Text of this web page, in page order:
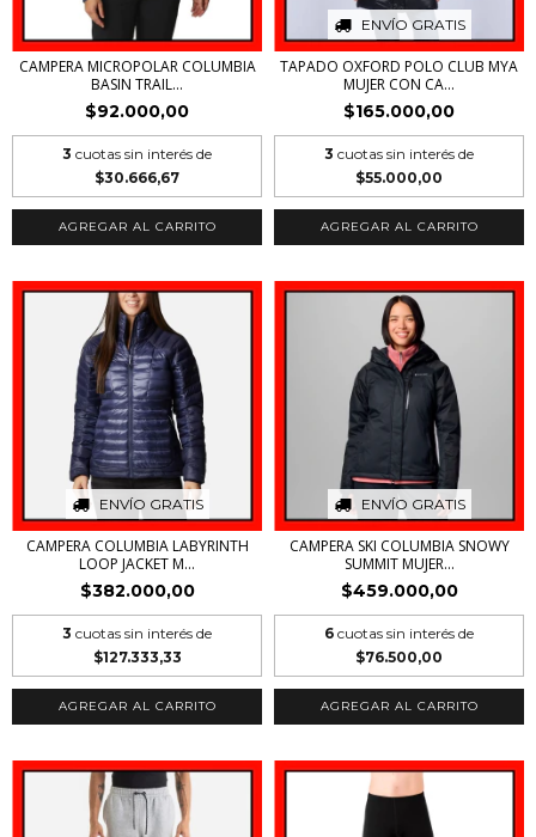
CAMPERA MICROPOLAR COLUMBIA
BASIN TRAIL...
$92.000,00
3 cuotas sin interés de
$30.666,67
AGREGAR AL CARRITO
ENVÍO GRATIS
TAPADO OXFORD POLO CLUB MYA
MUJER CON CA...
$165.000,00
3 cuotas sin interés de
$55.000,00
AGREGAR AL CARRITO
ENVÍO GRATIS
CAMPERA COLUMBIA LABYRINTH
LOOP JACKET M...
$382.000,00
3 cuotas sin interés de
$127.333,33
AGREGAR AL CARRITO
ENVÍO GRATIS
CAMPERA SKI COLUMBIA SNOWY
SUMMIT MUJER...
$459.000,00
6 cuotas sin interés de
$76.500,00
AGREGAR AL CARRITO